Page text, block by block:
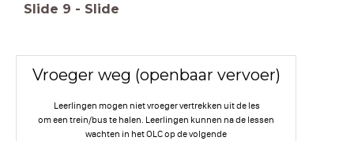
Slide 9 - Slide
Vroeger weg (openbaar vervoer)
Leerlingen mogen niet vroeger vertrekken uit de les
om een trein/bus te halen. Leerlingen kunnen na de lessen
wachten in het OLC op de volgende